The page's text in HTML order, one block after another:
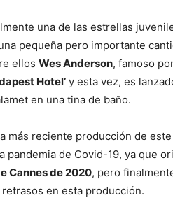
una de las estrellas
pequeña pero importante
ellos Wes Anderson, famoso
Hotel’ y esta vez, es
en una tina de baño.
más reciente producción de
pandemia de Covid-19, ya que
Cannes de 2020, pero
retrasos en esta producción.